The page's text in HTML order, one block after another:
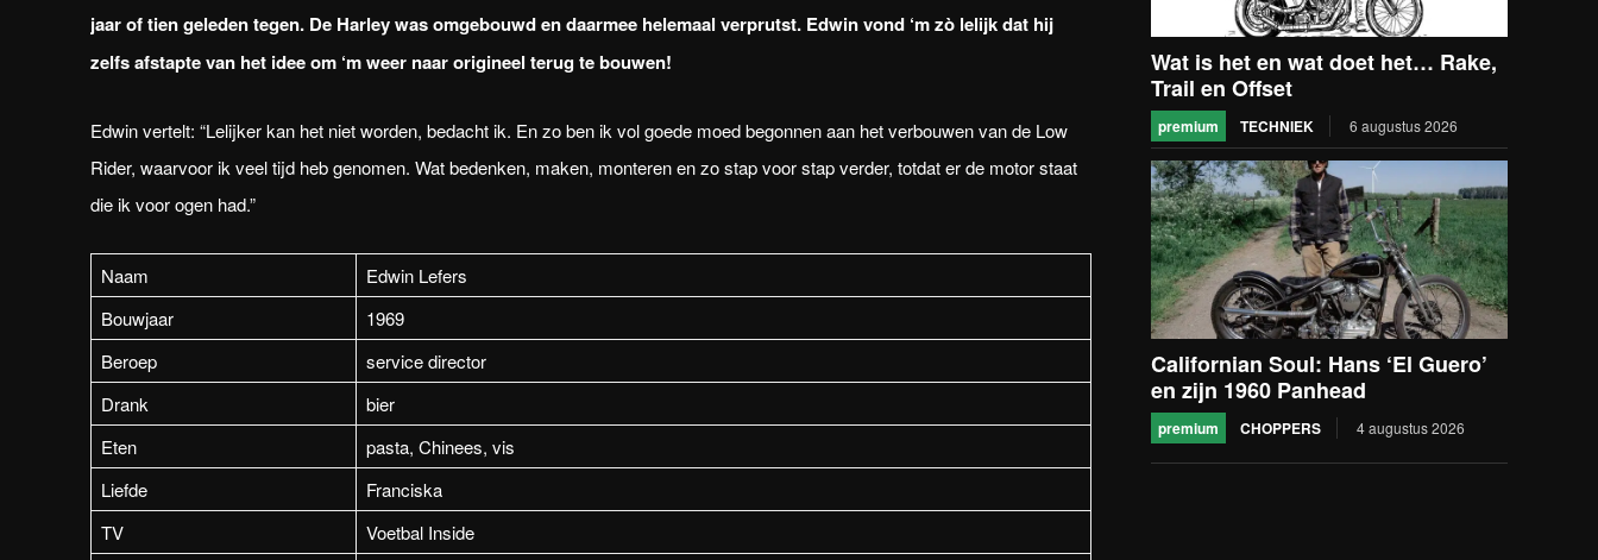
jaar of tien geleden tegen. De Harley was omgebouwd en daarmee helemaal verprutst. Edwin vond ‘m zò lelijk dat hij
zelfs afstapte van het idee om ‘m weer naar origineel terug te bouwen!
Edwin vertelt: “Lelijker kan het niet worden, bedacht ik. En zo ben ik vol goede moed begonnen aan het verbouwen van de Low
Rider, waarvoor ik veel tijd heb genomen. Wat bedenken, maken, monteren en zo stap voor stap verder, totdat er de motor staat
die ik voor ogen had.”
Naam
Edwin Lefers
Bouwjaar
1969
Beroep
service director
Drank
bier
Eten
pasta, Chinees, vis
Liefde
Franciska
TV
Voetbal Inside
Wat is het en wat doet het… Rake,
Trail en Offset
premium TECHNIEK 6 augustus 2026
Californian Soul: Hans ‘El Guero’
en zijn 1960 Panhead
premium CHOPPERS 4 augustus 2026